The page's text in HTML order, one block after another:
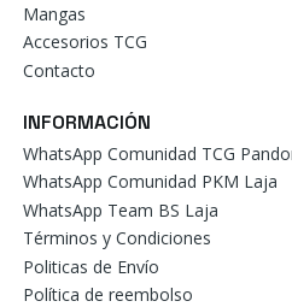
Mangas
Accesorios TCG
Contacto
INFORMACIÓN
WhatsApp Comunidad TCG
WhatsApp Comunidad PKM Laja
WhatsApp Team BS Laja
Términos y Condiciones
Politicas de Envío
Política de reembolso